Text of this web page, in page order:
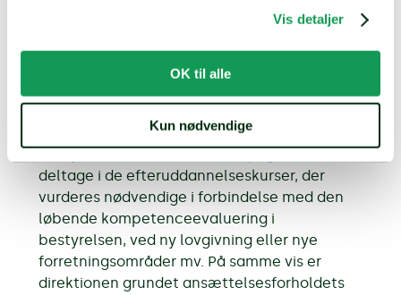
Vis detaljer
OK til alle
Kun nødvendige
forsvarlig drift af selskabet til glæde for
Selskabet afsætter ressourcer til uddannelse,
deltager i et grundkursus, ligesom samtlige
deltage i de efteruddannelseskurser, der
vurderes nødvendige i forbindelse med den
løbende kompetenceevaluering i
bestyrelsen, ved ny lovgivning eller nye
forretningsområder mv. På samme vis er
direktionen grundet ansættelsesforholdets